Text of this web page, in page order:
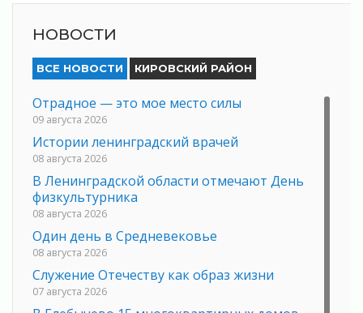
НОВОСТИ
ВСЕ НОВОСТИ КИРОВСКИЙ РАЙОН
Отрадное — это мое место силы
09 августа 2026
Истории ленинградский врачей
08 августа 2026
В Ленинградской области отмечают День
физкультурника
08 августа 2026
Один день в Средневековье
08 августа 2026
Служение Отечеству как образ жизни
07 августа 2026